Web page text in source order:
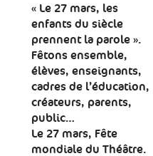
« Le 27 mars, les
enfants du siècle
prennent la parole ».
Fêtons ensemble,
élèves, enseignants,
cadres de l’éducation,
créateurs, parents,
public…
Le 27 mars, Fête
mondiale du Théâtre.